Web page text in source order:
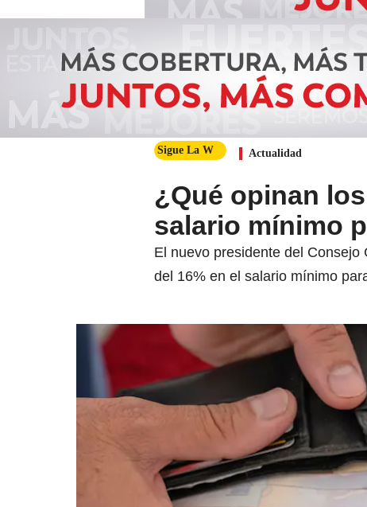
Sigue La W Actualidad
¿Qué opinan
salario mínimo
El nuevo presidente del
del 16% en el salario mínimo